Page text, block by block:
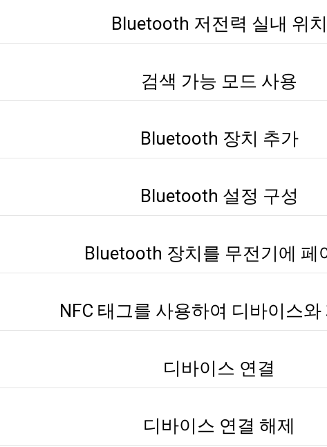
Bluetooth 저전력 실내 위치
검색 가능 모드 사용
Bluetooth 장치 추가
Bluetooth 설정 구성
Bluetooth 장치를 무전기에 페
NFC 태그를 사용하여 디바이스와
디바이스 연결
디바이스 연결 해제